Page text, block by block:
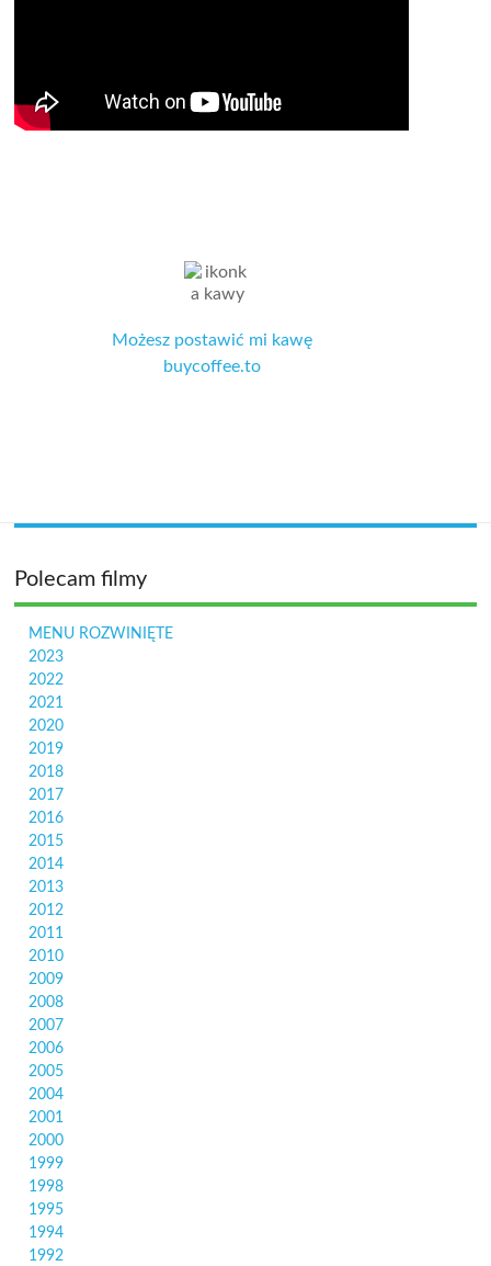
Możesz postawić mi kawę
buycoffee.to
Polecam filmy
MENU ROZWINIĘTE
2023
2022
2021
2020
2019
2018
2017
2016
2015
2014
2013
2012
2011
2010
2009
2008
2007
2006
2005
2004
2001
2000
1999
1998
1995
1994
1992